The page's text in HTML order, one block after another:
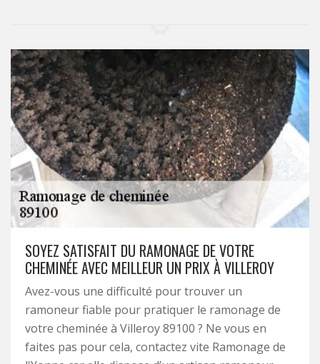
SOYEZ SATISFAIT DU RAMONAGE DE VOTRE
CHEMINÉE AVEC MEILLEUR UN PRIX À VILLEROY
Avez-vous une difficulté pour trouver un
ramoneur fiable pour pratiquer le ramonage de
votre cheminée à Villeroy 89100 ? Ne vous en
faites pas pour cela, contactez vite Ramonage de